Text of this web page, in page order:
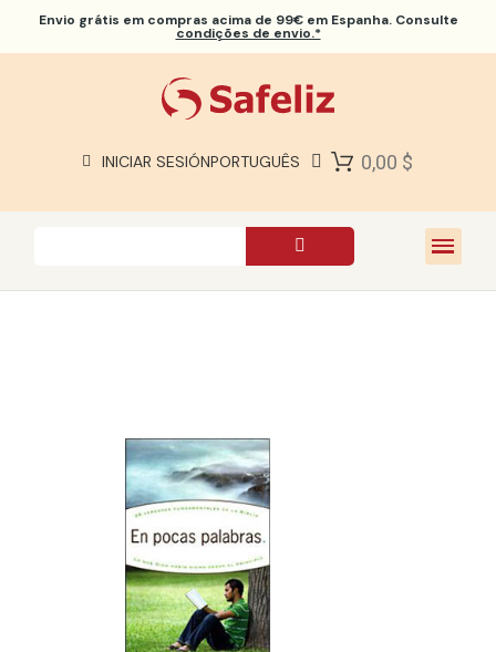
Envio grátis em compras acima de 99€ em Espanha. Consulte
condições de envio.*
INICIAR SESIÓNPORTUGUÊS 0,00 $
SOBRE NÓS